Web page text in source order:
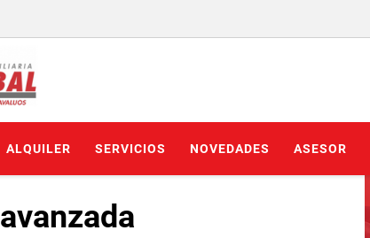
ALQUILER SERVICIOS NOVEDADES ASESOR
avanzada